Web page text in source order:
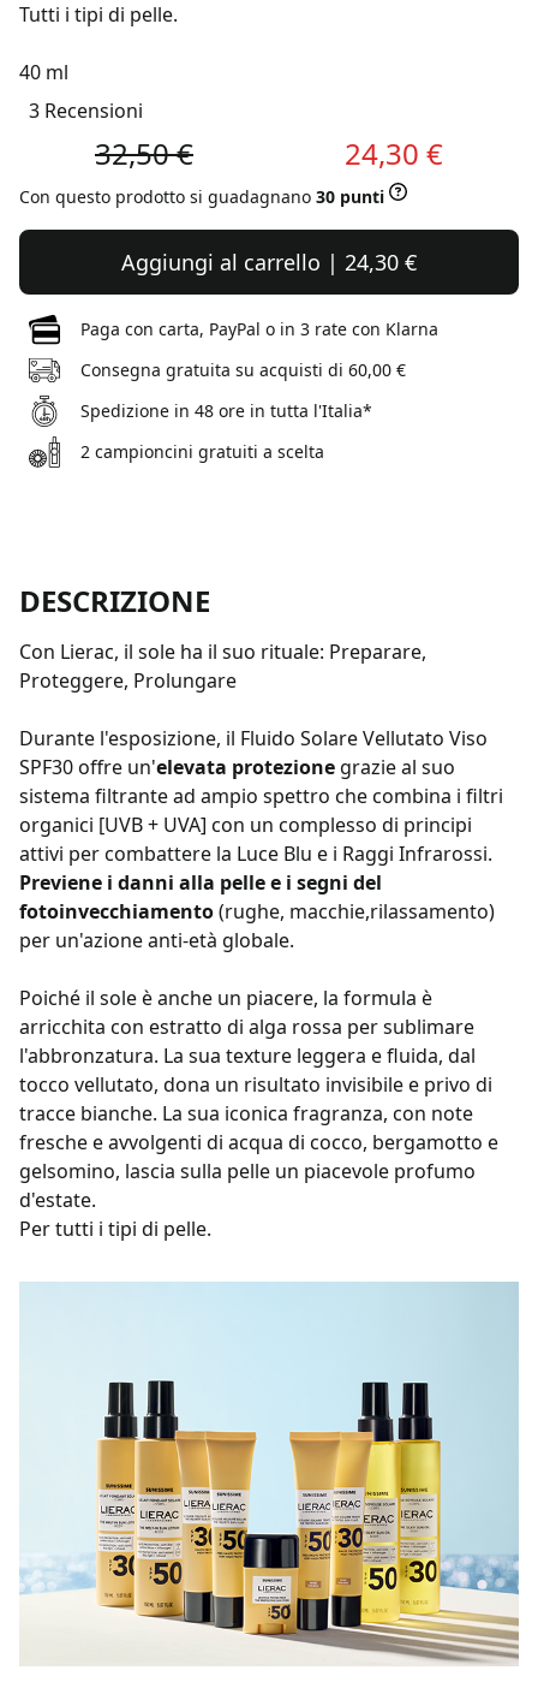
Tutti i tipi di pelle.
40 ml
3 Recensioni
32,50 € 24,30 €
Con questo prodotto si guadagnano 30 punti
Aggiungi al carrello | 24,30 €
Paga con carta, PayPal o in 3 rate con Klarna
Consegna gratuita su acquisti di 60,00 €
Spedizione in 48 ore in tutta l'Italia*
2 campioncini gratuiti a scelta
DESCRIZIONE
Con Lierac, il sole ha il suo rituale: Preparare,
Proteggere, Prolungare
Durante l'esposizione, il Fluido Solare Vellutato Viso
SPF30 offre un'elevata protezione grazie al suo
sistema filtrante ad ampio spettro che combina i filtri
organici [UVB + UVA] con un complesso di principi
attivi per combattere la Luce Blu e i Raggi Infrarossi.
Previene i danni alla pelle e i segni del
fotoinvecchiamento(rughe, macchie,rilassamento)
per un'azione anti-età globale.
Poiché il sole è anche un piacere, la formula è
arricchita con estratto di alga rossa per sublimare
l'abbronzatura. La sua texture leggera e fluida, dal
tocco vellutato, dona un risultato invisibile e privo di
tracce bianche. La sua iconica fragranza, con note
fresche e avvolgenti di acqua di cocco, bergamotto e
gelsomino, lascia sulla pelle un piacevole profumo
d'estate.
Per tutti i tipi di pelle.